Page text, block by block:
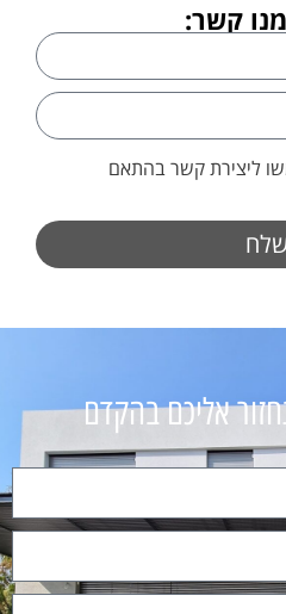
קשר:
ליצירת קשר בהתאם
אליכם בהקדם